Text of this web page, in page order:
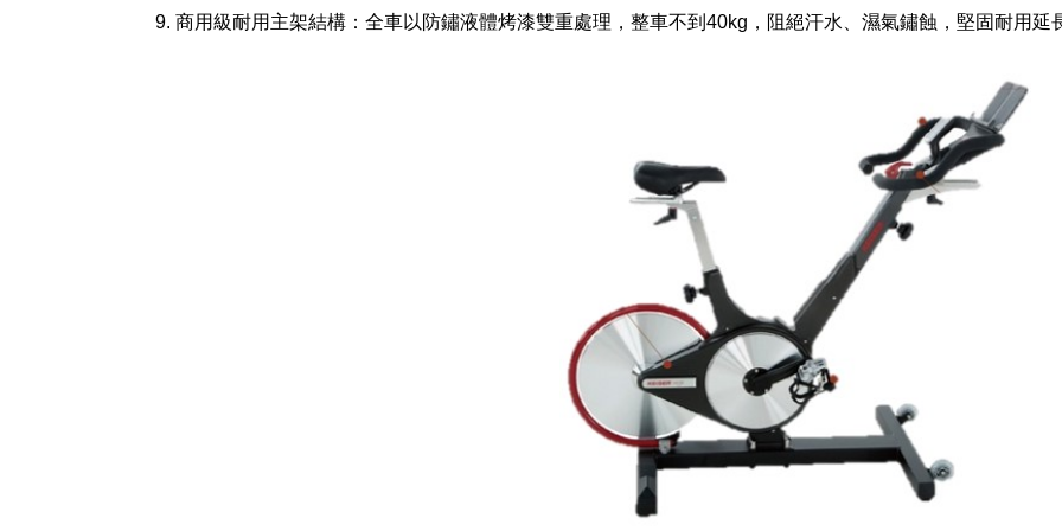
商用級耐用主架結構：全車以防鏽液體烤漆雙重處理，整車不到40kg，阻絕汗水、濕氣鏽蝕，堅固耐用延